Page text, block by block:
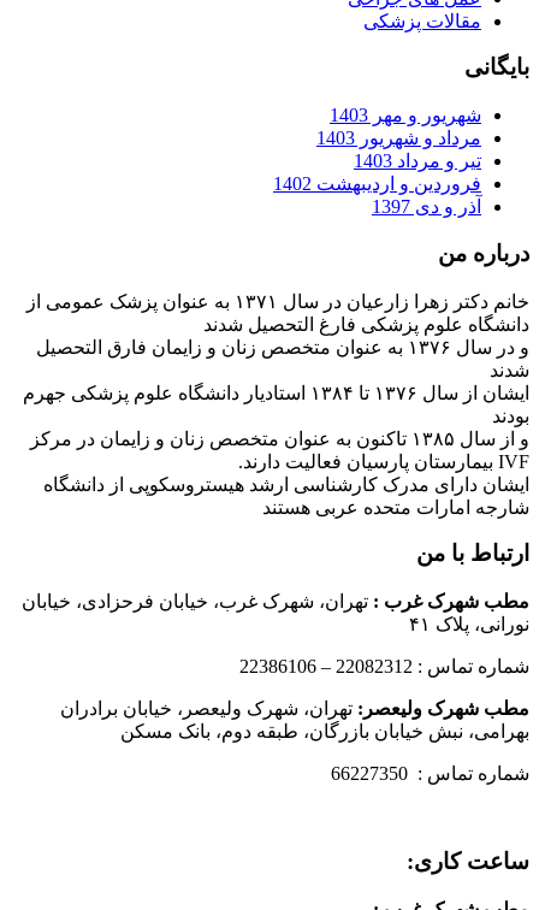
مقالات پزشکی
بایگانی
شهریور و مهر 1403
مرداد و شهریور 1403
تیر و مرداد 1403
فروردین و اردیبهشت 1402
آذر و دی 1397
درباره من
خانم دکتر زهرا زارعیان در سال ۱۳۷۱ به عنوان پزشک عمومی از
دانشگاه علوم پزشکی فارغ التحصیل شدند
و در سال ۱۳۷۶ به عنوان متخصص زنان و زایمان فارق التحصیل
شدند
ایشان از سال ۱۳۷۶ تا ۱۳۸۴ استادیار دانشگاه علوم پزشکی جهرم
بودند
و از سال ۱۳۸۵ تاکنون به عنوان متخصص زنان و زایمان در مرکز
IVF بیمارستان پارسیان فعالیت دارند.
ایشان دارای مدرک کارشناسی ارشد هیستروسکوپی از دانشگاه
شارجه امارات متحده عربی هستند
ارتباط با من
مطب شهرک غرب : تهران، شهرک غرب، خیابان فرحزادی، خیابان
نورانی، پلاک ۴۱
شماره تماس : 22082312 – 22386106
مطب شهرک ولیعصر: تهران، شهرک ولیعصر، خیابان برادران
بهرامی، نبش خیابان بازرگان، طبقه دوم، بانک مسکن
شماره تماس : 66227350
ساعت کاری: